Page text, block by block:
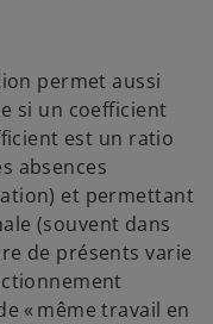
permet aussi
si un coefficient
est un ratio
absences
et permettant
(souvent dans
de présents varie
« même travail en